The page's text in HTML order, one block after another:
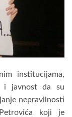
institucijama,
i javnost da su
nepravilnosti
koji je